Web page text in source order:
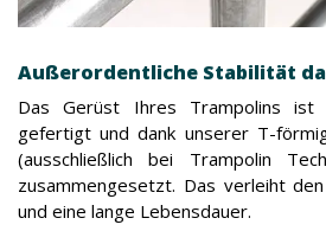
Außerordentliche Stabilität
Das Gerüst Ihres Trampolins ist
gefertigt und dank unserer T-
(ausschließlich bei Trampolin
zusammengesetzt. Das verleiht
und eine lange Lebensdauer.